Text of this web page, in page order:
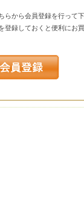
から会員登録を行って下
登録しておくと便利にお